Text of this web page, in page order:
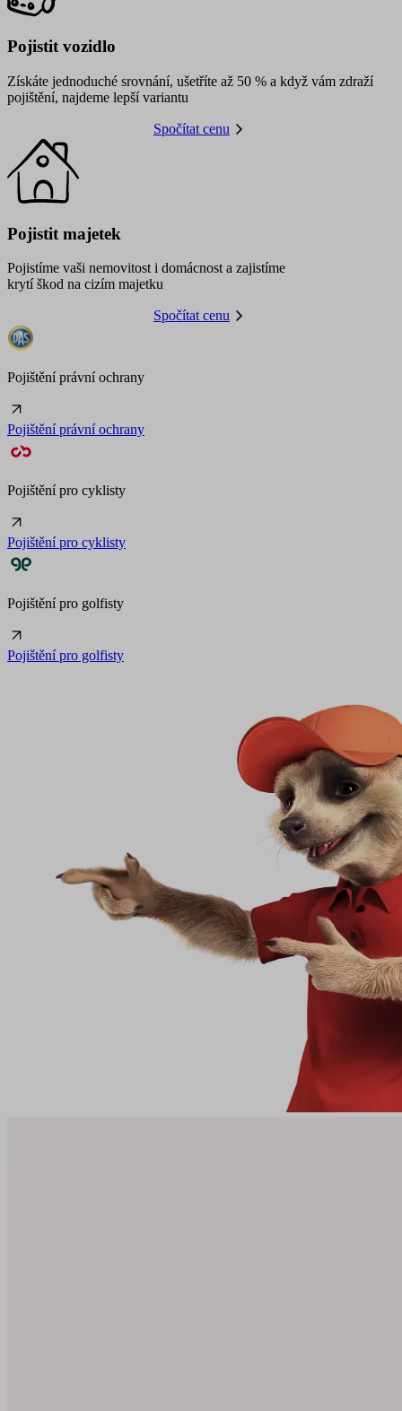
Pojistit vozidlo
Získáte jednoduché srovnání, ušetříte až 50 % a když vám zdraží
pojištění, najdeme lepší variantu
Spočítat cenu
Pojistit majetek
Pojistíme vaši nemovitost i domácnost a zajistíme
krytí škod na cizím majetku
Spočítat cenu
Pojištění právní ochrany
Pojištění právní ochrany
Pojištění pro cyklisty
Pojištění pro cyklisty
Pojištění pro golfisty
Pojištění pro golfisty